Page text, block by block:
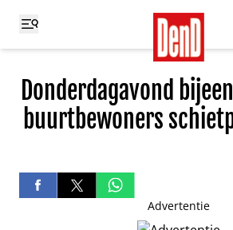
Donderdagavond
buurtbewoners
Advertentie